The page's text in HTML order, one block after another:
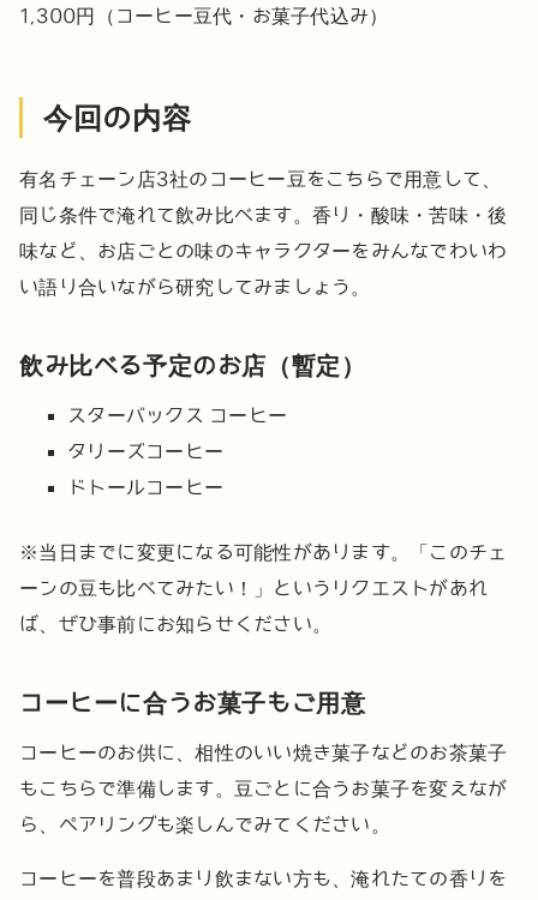
1,300円（コーヒー豆代・お菓子代込み）
今回の内容
有名チェーン店3社のコーヒー豆をこちらで用意して、
同じ条件で淹れて飲み比べます。香り・酸味・苦味・後
味など、お店ごとの味のキャラクターをみんなでわいわ
い語り合いながら研究してみましょう。
飲み比べる予定のお店（暫定）
スターバックス コーヒー
タリーズコーヒー
ドトールコーヒー
※当日までに変更になる可能性があります。「このチェ
ーンの豆も比べてみたい！」というリクエストがあれ
ば、ぜひ事前にお知らせください。
コーヒーに合うお菓子もご用意
コーヒーのお供に、相性のいい焼き菓子などのお茶菓子
もこちらで準備します。豆ごとに合うお菓子を変えなが
ら、ペアリングも楽しんでみてください。
コーヒーを普段あまり飲まない方も、淹れたての香りを